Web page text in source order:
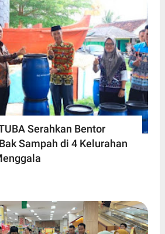
Serahkan Bentor
Sampah di 4 Kelurahan